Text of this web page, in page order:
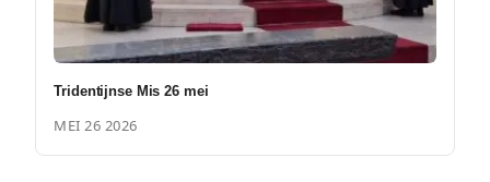
Tridentijnse Mis 26 mei
MEI 26 2026